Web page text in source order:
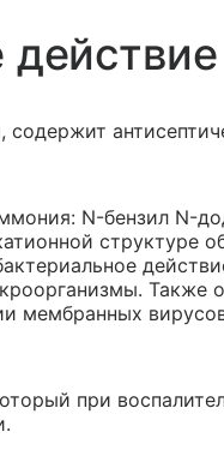
N-бензил N-
структуре
Также
мембранных
при